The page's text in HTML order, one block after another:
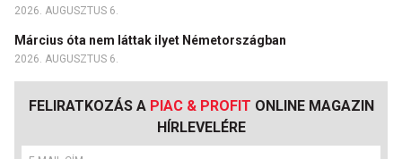
2026. AUGUSZTUS 6.
Március óta nem láttak ilyet Németországban
2026. AUGUSZTUS 6.
FELIRATKOZÁS A PIAC & PROFIT ONLINE MAGAZIN
HÍRLEVELÉRE